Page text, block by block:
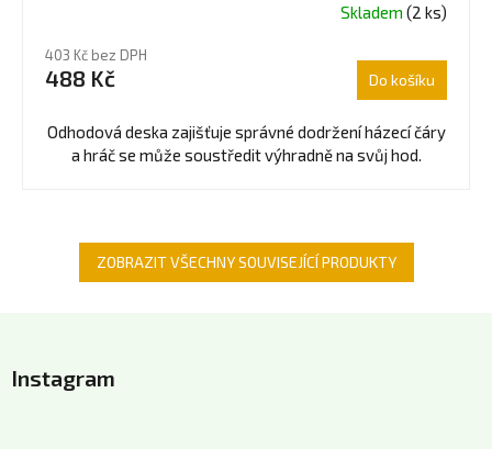
Skladem (2 ks)
403 Kč bez DPH
488 Kč Do košíku
Odhodová deska zajišťuje správné dodržení házecí čáry
a hráč se může soustředit výhradně na svůj hod.
ZOBRAZIT VŠECHNY SOUVISEJÍCÍ PRODUKTY
pInstagram